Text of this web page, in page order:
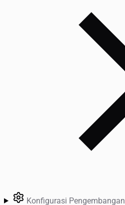
Konfigurasi Pengembangan